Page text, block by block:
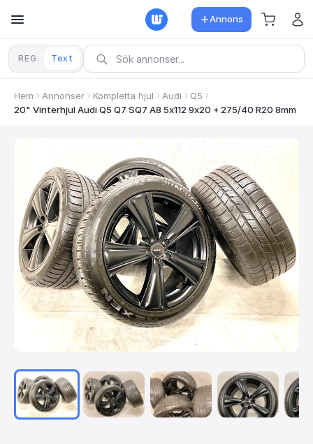
Annons
REG Text
Hem Annonser Kompletta hjul Audi
Q5
20" Vinterhjul Audi Q5 Q7 SQ7 A8 5x112 9x20 + 275/40 R20 8mm